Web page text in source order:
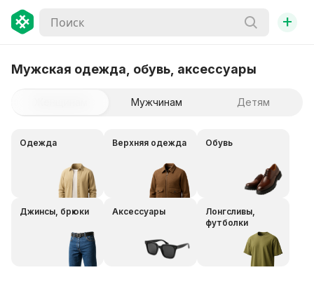
+
Мужская одежда, обувь, аксессуары
Мужчинам Детям
Одежда Верхняя одежда Обувь
Джинсы, брюки Аксессуары
Лонгсливы,
футболки